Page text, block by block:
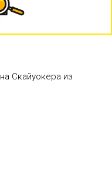
Скайуокера из